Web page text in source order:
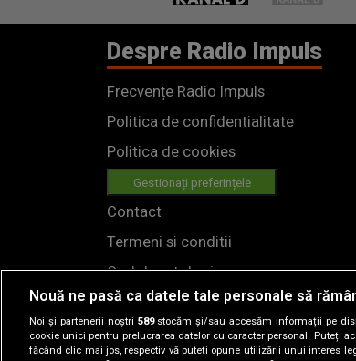
Despre Radio Impuls
Frecvențe Radio Impuls
Politica de confidentialitate
Politica de cookies
Gestionați preferințele
Contact
Termeni si conditii
Cod deontologic
Regulamente
Nouă ne pasă ca datele tale personale să
Noi și partenerii noștri 589stocăm și/sau accesăm informații pe
cookie unici pentru prelucrarea datelor cu caracter personal. Puteți
făcând clic mai jos, respectiv vă puteți opune utilizării unui interes